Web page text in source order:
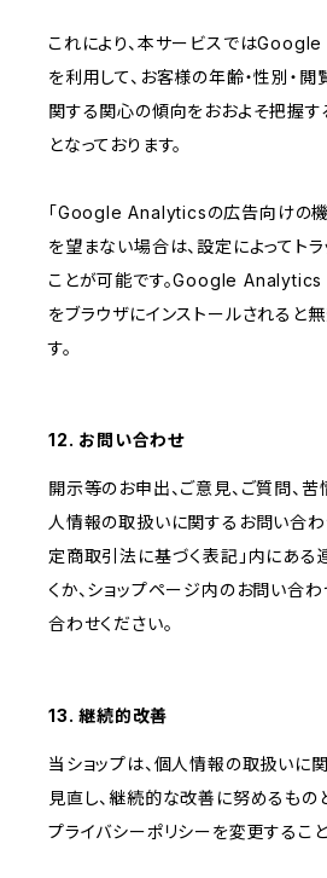
これにより、本サービスでは
を利用して、お客様の年齢・性別・
関する関心の傾向をおおよそ把握
となっております。
「Google Analyticsの広告向けの機
を望まない場合は、設定によってト
ことが可能です。Google Analytics
をブラウザにインストールされると
す。
12. お問い合わせ
開示等のお申出、ご意見、ご質問、
人情報の取扱いに関するお問い合わ
定商取引法に基づく表記」内にあ
くか、ショップページ内のお問い合
合わせください。
13. 継続的改善
当ショップは、個人情報の取扱いに
見直し、継続的な改善に努めるもの
プライバシーポリシーを変更すること